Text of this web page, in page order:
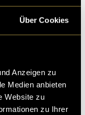
Über Cookies
Anzeigen zu
Medien anbieten
Website zu
zu Ihrer
neui folg uf
Rodrigues &
Cookies um